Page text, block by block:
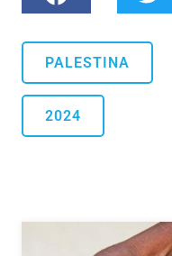
PALESTINA
2024